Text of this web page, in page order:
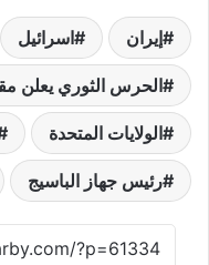
إيران اسرائيل
الحرس الثوري يعلن
الولايات المتحدة
رئيس جهاز الباسيج